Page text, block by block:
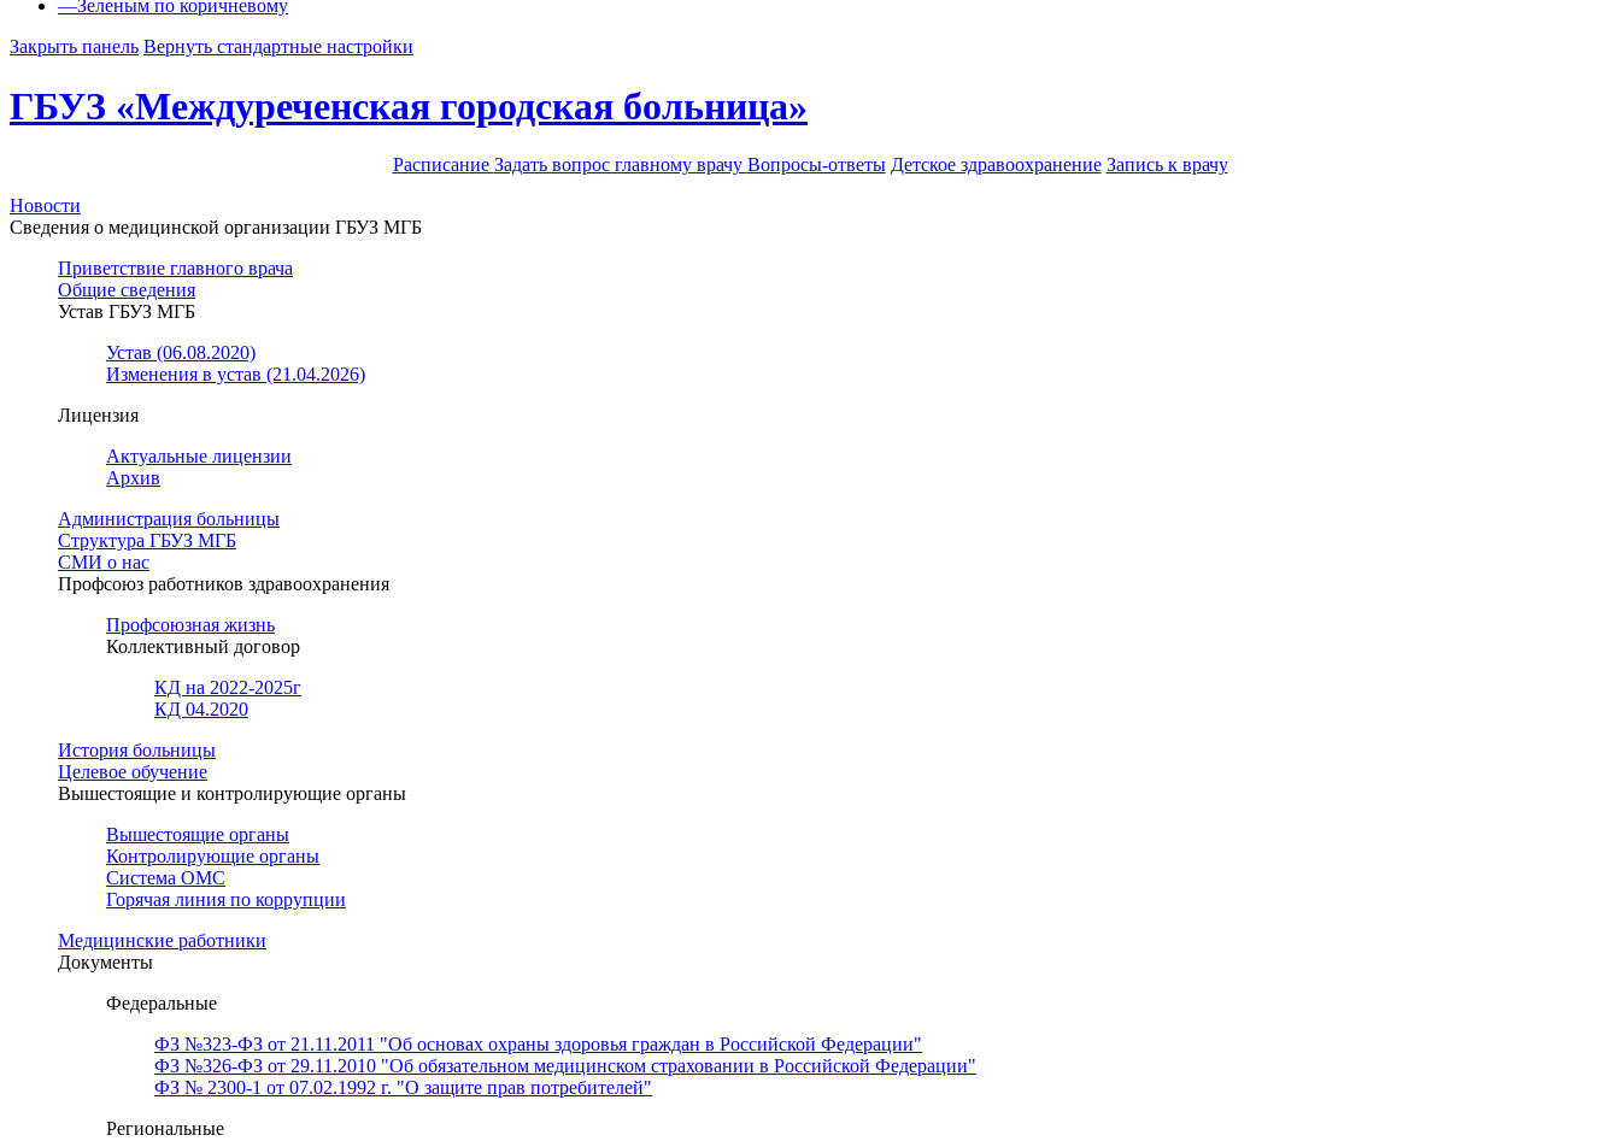
—Зеленым по коричневому
Закрыть панель Вернуть стандартные настройки
ГБУЗ «Междуреченская городская больница»
Расписание Задать вопрос главному врачу Вопросы-ответы Детское здравоохранение Запись к врачу
Новости
Сведения о медицинской организации ГБУЗ МГБ
Приветствие главного врача
Общие сведения
Устав ГБУЗ МГБ
Устав (06.08.2020)
Изменения в устав (21.04.2026)
Лицензия
Актуальные лицензии
Архив
Администрация больницы
Структура ГБУЗ МГБ
СМИ о нас
Профсоюз работников здравоохранения
Профсоюзная жизнь
Коллективный договор
КД на 2022-2025г
КД 04.2020
История больницы
Целевое обучение
Вышестоящие и контролирующие органы
Вышестоящие органы
Контролирующие органы
Система ОМС
Горячая линия по коррупции
Медицинские работники
Документы
Федеральные
ФЗ №323-ФЗ от 21.11.2011 "Об основах охраны здоровья граждан в Российской Федерации"
ФЗ №326-ФЗ от 29.11.2010 "Об обязательном медицинском страховании в Российской Федерации"
ФЗ № 2300-1 от 07.02.1992 г. "О защите прав потребителей"
Региональные